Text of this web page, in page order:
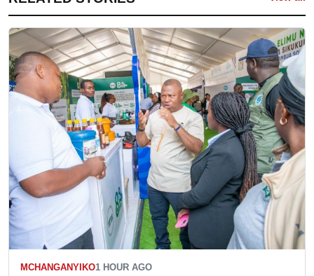
MCHANGANYIKO1 HOUR AGO